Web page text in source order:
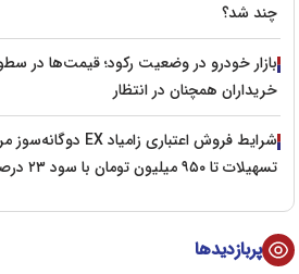
چند شد؟
بازار خودرو در وضعیت رکود؛ قیمت‌ها در
خریداران همچنان در انتظار
تسهیلات تا ۹۵۰ میلیون تومان با سود ۲۳ درصد
پربازدیدها